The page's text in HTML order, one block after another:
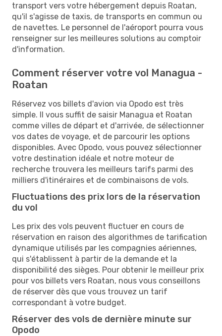
transport vers votre hébergement depuis Roatan,
qu'il s'agisse de taxis, de transports en commun ou
de navettes. Le personnel de l'aéroport pourra vous
renseigner sur les meilleures solutions au comptoir
d'information.
Comment réserver votre vol Managua -
Roatan
Réservez vos billets d'avion via Opodo est très
simple. Il vous suffit de saisir Managua et Roatan
comme villes de départ et d'arrivée, de sélectionner
vos dates de voyage, et de parcourir les options
disponibles. Avec Opodo, vous pouvez sélectionner
votre destination idéale et notre moteur de
recherche trouvera les meilleurs tarifs parmi des
milliers d'itinéraires et de combinaisons de vols.
Fluctuations des prix lors de la réservation
du vol
Les prix des vols peuvent fluctuer en cours de
réservation en raison des algorithmes de tarification
dynamique utilisés par les compagnies aériennes,
qui s'établissent à partir de la demande et la
disponibilité des sièges. Pour obtenir le meilleur prix
pour vos billets vers Roatan, nous vous conseillons
de réserver dès que vous trouvez un tarif
correspondant à votre budget.
Réserver des vols de dernière minute sur
Opodo